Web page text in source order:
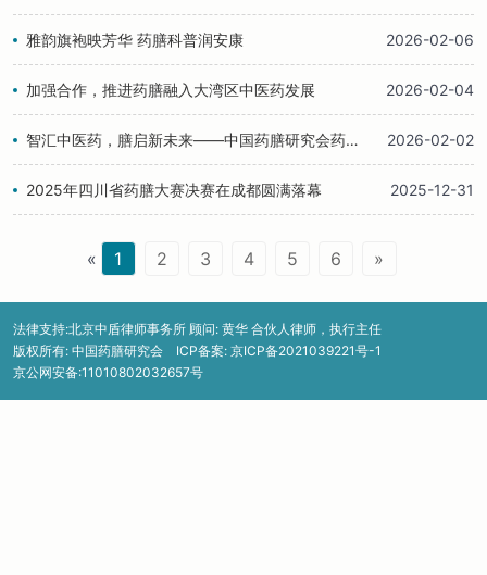
雅韵旗袍映芳华 药膳科普润安康 2026-02-06
加强合作，推进药膳融入大湾区中医药发展 2026-02-04
智汇中医药，膳启新未来——中国药膳研究会药膳产业融合专业委员会深度参与AI赋能中医药创新发展论坛 2026-02-02
2025年四川省药膳大赛决赛在成都圆满落幕 2025-12-31
« 1 2 3 4 5 6 »
法律支持:北京中盾律师事务所 顾问: 黄华 合伙人律师，执行主任
版权所有: 中国药膳研究会 ICP备案: 京ICP备2021039221号-1
京公网安备:11010802032657号